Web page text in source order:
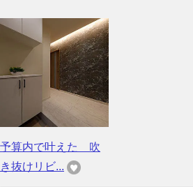
予算内で叶えた 吹
き抜けリビ...